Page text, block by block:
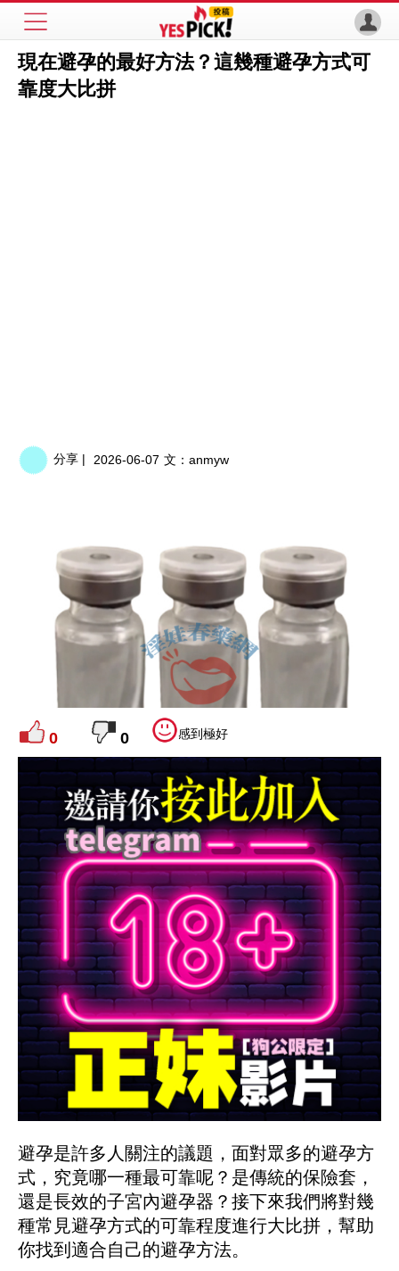
現在避孕的最好方法？這幾種避孕方式可
靠度大比拼
分享 | 2026-06-07 文： anmyw
0 0 感到極好
避孕是許多人關注的議題，面對眾多的避孕方
式，究竟哪一種最可靠呢？是傳統的保險套，
還是長效的子宮內避孕器？接下來我們將對幾
種常見避孕方式的可靠程度進行大比拼，幫助
你找到適合自己的避孕方法。